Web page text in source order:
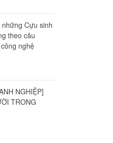
những Cựu sinh
theo câu
nghệ
NGHIỆP]
TRONG